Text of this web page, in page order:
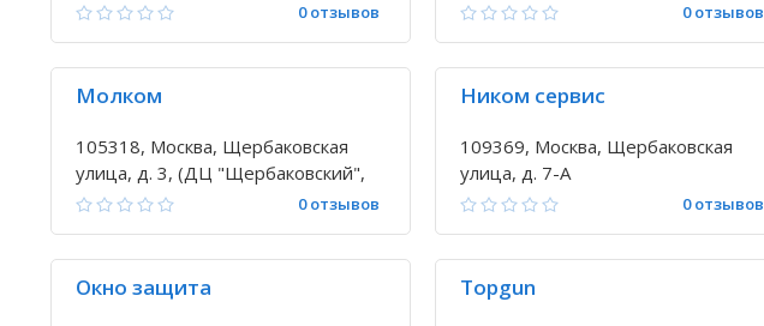
0 отзывов 0 отзывов
Молком
105318, Москва, Щербаковская
улица, д. 3, (ДЦ "Щербаковский",
эт.5)
0 отзывов
Ником сервис
109369, Москва, Щербаковская
улица, д. 7-А
0 отзывов
Окно защита Topgun